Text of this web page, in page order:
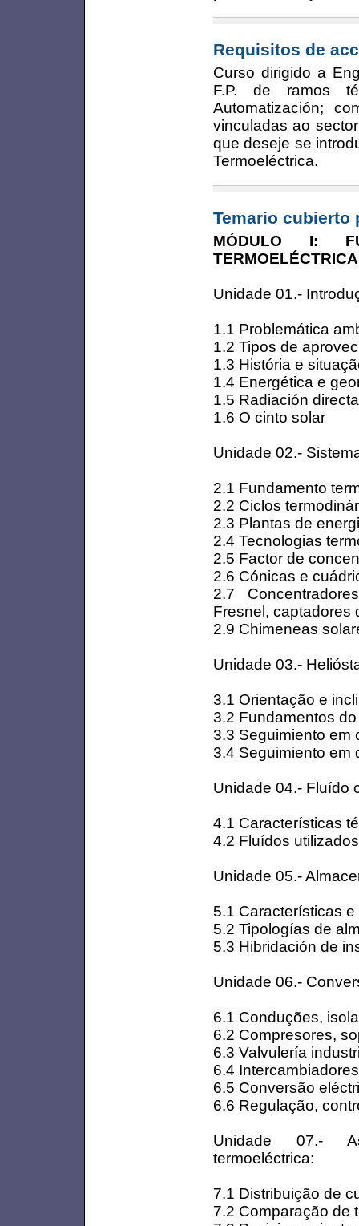
Requisitos de
Curso dirigido a
F.P. de ramos
Automatización;
vinculadas ao
que deseje se
Termoeléctrica.
Temario cubierto
MÓDULO I:
TERMOELÉCTRICA
Unidade 01.-
1.1 Problemática
1.2 Tipos de
1.3 História e
1.4 Energética e
1.5 Radiación
1.6 O cinto solar
Unidade 02.-
2.1 Fundamento
2.2 Ciclos
2.3 Plantas de
2.4 Tecnologias
2.5 Factor de
2.6 Cónicas e
2.7
Fresnel, captadores
2.9 Chimeneas
Unidade 03.-
3.1 Orientação e
3.2 Fundamentos
3.3 Seguimiento em
3.4 Seguimiento em
Unidade 04.- Fluído
4.1 Características
4.2 Fluídos
Unidade 05.-
5.1 Características
5.2 Tipologías de
5.3 Hibridación de
Unidade 06.-
6.1 Conduções,
6.2 Compresores,
6.3 Valvulería
6.4
6.5 Conversão
6.6 Regulação,
Unidade 07.-
termoeléctrica:
7.1 Distribuição de
7.2 Comparação de